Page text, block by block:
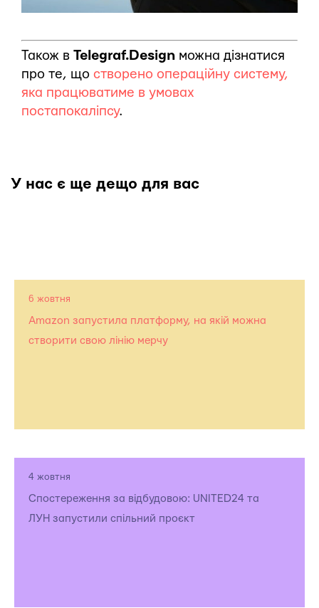
Також в Telegraf.Design можна дізнатися
про те, що створено операційну систему,
яка працюватиме в умовах
постапокаліпсу.
У нас є ще дещо для вас
6 жовтня
Amazon запустила платформу, на якій можна
створити свою лінію мерчу
4 жовтня
Спостереження за відбудовою: UNITED24 та
ЛУН запустили спільний проєкт